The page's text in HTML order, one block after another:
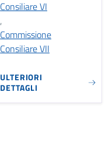
Consiliare VI
,
Commissione
Consiliare VII
ULTERIORI
DETTAGLI